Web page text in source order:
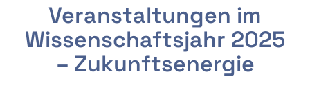
Veranstaltungen im
Wissenschaftsjahr 2025
– Zukunftsenergie